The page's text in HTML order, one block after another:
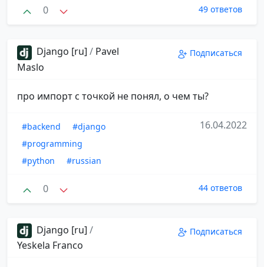
0 49 ответов
Django [ru] / Pavel
Maslo
Подписаться
про импорт с точкой не понял, о чем ты?
#backend
#django
#programming
#python
#russian
16.04.2022
0 44 ответов
Django [ru] /
Yeskela Franco
Подписаться